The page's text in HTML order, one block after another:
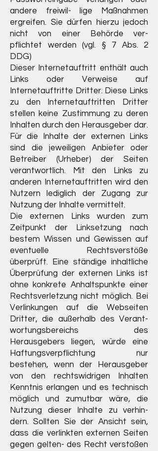
andere freiwil- lige Maßnahmen
ergreifen. Sie dürfen hierzu jedoch
nicht von einer Behörde ver-
pflichtet werden (vgl. § 7 Abs. 2
DDG)
Dieser Internetauftritt enthält auch
Links oder Verweise auf
Internetauftritte Dritter. Diese Links
zu den Internetauftritten Dritter
stellen keine Zustimmung zu deren
Inhalten durch den Herausgeber dar.
Für die Inhalte der externen Links
sind die jeweiligen Anbieter oder
Betreiber (Urheber) der Seiten
verantwortlich. Mit den Links zu
anderen Internetauftritten wird den
Nutzern lediglich der Zugang zur
Nutzung der Inhalte vermittelt.
Die externen Links wurden zum
Zeitpunkt der Linksetzung nach
bestem Wissen und Gewissen auf
eventuelle Rechtsverstöße
überprüft. Eine ständige inhaltliche
Überprüfung der externen Links ist
ohne konkrete Anhaltspunkte einer
Rechtsverletzung nicht möglich. Bei
Verlinkungen auf die Webseiten
Dritter, die außerhalb des Verant-
wortungsbereichs des
Herausgebers liegen, würde eine
Haftungsverpflichtung nur
bestehen, wenn der Herausgeber
von den rechtswidrigen Inhalten
Kenntnis erlangen und es technisch
möglich und zumutbar wäre, die
Nutzung dieser Inhalte zu verhin-
dern. Sollten Sie der Ansicht sein,
dass die verlinkten externen Seiten
gegen gelten- des Recht verstoßen